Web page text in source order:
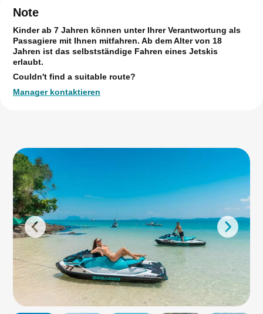
Note
Kinder ab 7 Jahren können unter Ihrer Verantwortung als
Passagiere mit Ihnen mitfahren. Ab dem Alter von 18
Jahren ist das selbstständige Fahren eines Jetskis
erlaubt.
Couldn't find a suitable route?
Manager kontaktieren